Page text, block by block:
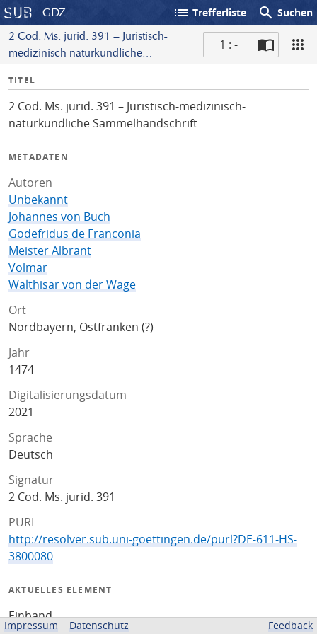
GDZ list Trefferliste search Suchen
2 Cod. Ms. jurid. 391 – Juristisch-
medizinisch-naturkundliche
1 : -
I
f
o
TITEL
2 Cod. Ms. jurid. 391 – Juristisch-medizinisch-
naturkundliche Sammelhandschrift
METADATEN
Autoren
Unbekannt
Johannes von Buch
Godefridus de Franconia
Meister Albrant
Volmar
Walthisar von der Wage
Ort
Nordbayern, Ostfranken (?)
Jahr
1474
Digitalisierungsdatum
2021
Sprache
Deutsch
Signatur
2 Cod. Ms. jurid. 391
PURL
http://resolver.sub.uni-goettingen.de/purl?DE-611-HS-
3800080
AKTUELLES ELEMENT
Einband
Impressum Datenschutz Feedback